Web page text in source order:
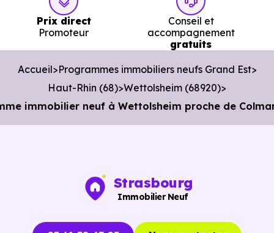
Prix direct
Promoteur
Conseil et
accompagnement
gratuits
Accueil Programmes immobiliers neufs Grand Est
Haut-Rhin (68) Wettolsheim (68920)
immobilier neuf à Wettolsheim proche de
Strasbourg
Immobilier Neuf